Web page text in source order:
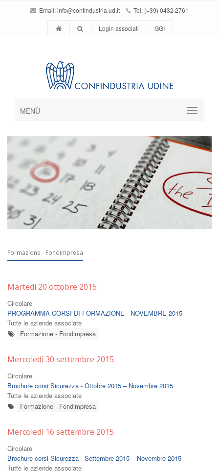
Email:info@confindustria.ud.it Tel: (+39) 0432 2761
Login associati GGI
MENÙ
Formazione - Fondimpresa
Martedì 20 ottobre 2015
Circolare
PROGRAMMA CORSI DI FORMAZIONE - NOVEMBRE 2015
Tutte le aziende associate
Formazione - Fondimpresa
Mercoledì 30 settembre 2015
Circolare
Brochure corsi Sicurezza - Ottobre 2015 – Novembre 2015
Tutte le aziende associate
Formazione - Fondimpresa
Mercoledì 16 settembre 2015
Circolare
Brochure corsi Sicurezza - Settembre 2015 – Novembre 2015
Tutte le aziende associate